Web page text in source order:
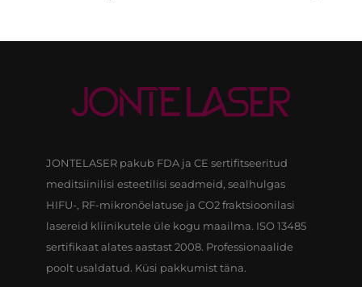
JONTELASER pakub FDA ja CE sertifitseeritud
meditsiinilisi esteetilisi seadmeid, sealhulgas
HIFU-, RF-mikronõelatuse ja CO2 fraktsioonilasi
lasereid kliinikutele üle kogu maailma. ISO 13485
sertifikaat alates aastast 2008. Professionaalide
poolt usaldatud. Küsi pakkumist täna.